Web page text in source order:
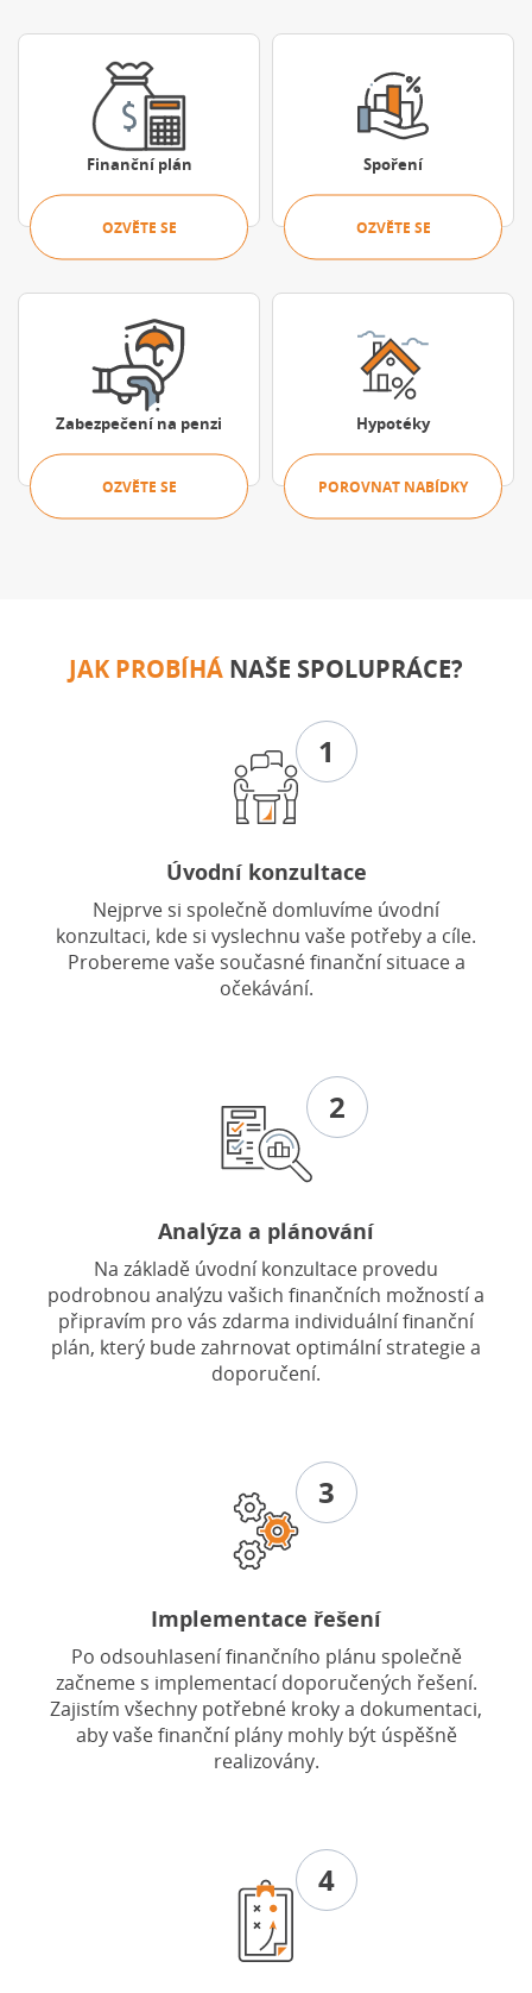
Finanční plán
OZVĚTE SE
Spoření
OZVĚTE SE
Zabezpečení na penzi
OZVĚTE SE
Hypotéky
POROVNAT NABÍDKY
Porovnat
JAK PROBÍHÁ NAŠE SPOLUPRÁCE?
1
Úvodní konzultace
Nejprve si společně domluvíme úvodní
konzultaci, kde si vyslechnu vaše potřeby a cíle.
Probereme vaše současné finanční situace a
očekávání.
2
Analýza a plánování
Na základě úvodní konzultace provedu
podrobnou analýzu vašich finančních možností a
připravím pro vás zdarma individuální finanční
plán, který bude zahrnovat optimální strategie a
doporučení.
3
Implementace řešení
Po odsouhlasení finančního plánu společně
začneme s implementací doporučených řešení.
Zajistím všechny potřebné kroky a dokumentaci,
aby vaše finanční plány mohly být úspěšně
realizovány.
4